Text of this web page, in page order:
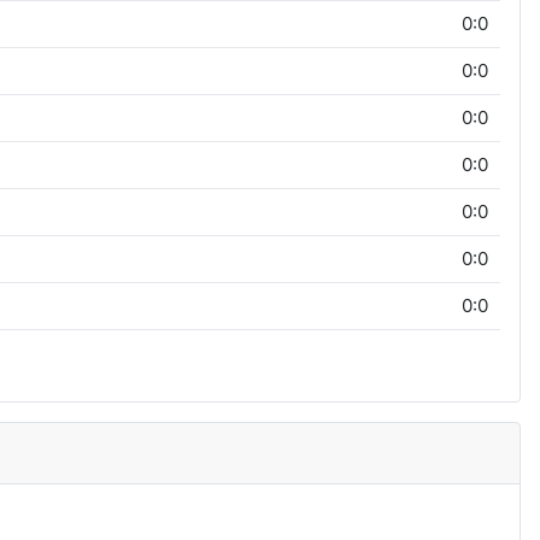
0:0
0:0
0:0
0:0
0:0
0:0
0:0